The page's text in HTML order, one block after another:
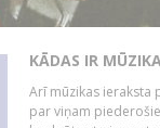
KĀDAS IR
Arī mūzikas ieraksta
par viņam